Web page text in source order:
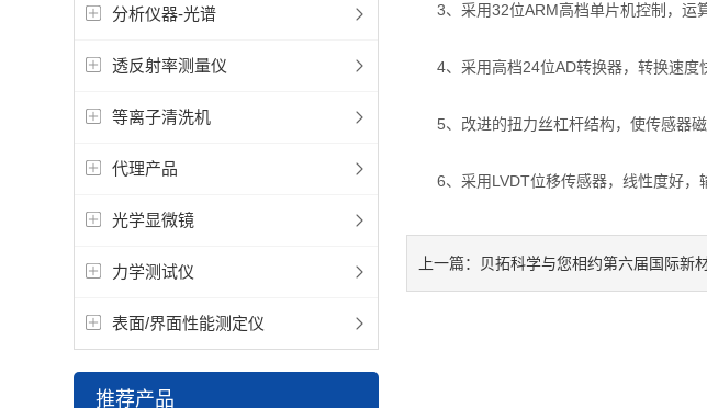
分析仪器-光谱
透反射率测量仪
等离子清洗机
代理产品
光学显微镜
力学测试仪
表面/界面性能测定仪
推荐产品
3、采用32位ARM高档单片机控制，运算
4、采用高档24位AD转换器，转换速度
5、改进的扭力丝杠杆结构，使传感器磁
6、采用LVDT位移传感器，线性度好，
上一篇： 贝拓科学与您相约第六届国际新